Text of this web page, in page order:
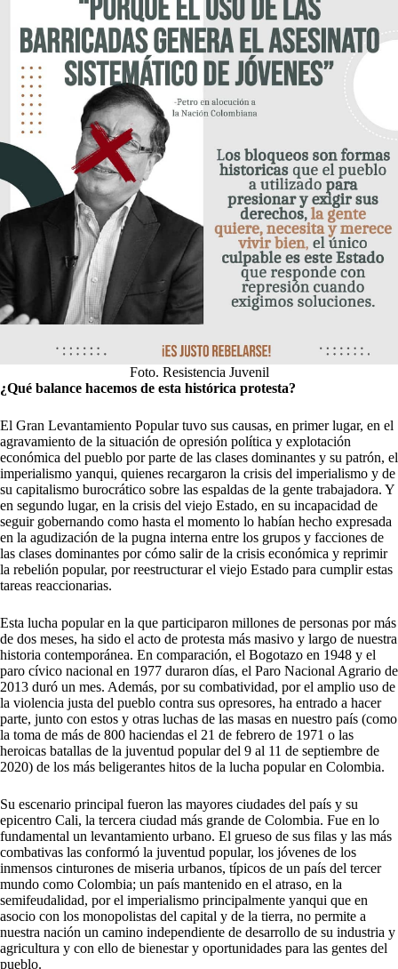
Foto. Resistencia Juvenil
¿Qué balance hacemos de esta histórica protesta?
El Gran Levantamiento Popular tuvo sus causas, en primer lugar, en el
agravamiento de la situación de opresión política y explotación
económica del pueblo por parte de las clases dominantes y su patrón, el
imperialismo yanqui, quienes recargaron la crisis del imperialismo y de
su capitalismo burocrático sobre las espaldas de la gente trabajadora. Y
en segundo lugar, en la crisis del viejo Estado, en su incapacidad de
seguir gobernando como hasta el momento lo habían hecho expresada
en la agudización de la pugna interna entre los grupos y facciones de
las clases dominantes por cómo salir de la crisis económica y reprimir
la rebelión popular, por reestructurar el viejo Estado para cumplir estas
tareas reaccionarias.
Esta lucha popular en la que participaron millones de personas por más
de dos meses, ha sido el acto de protesta más masivo y largo de nuestra
historia contemporánea. En comparación, el Bogotazo en 1948 y el
paro cívico nacional en 1977 duraron días, el Paro Nacional Agrario de
2013 duró un mes. Además, por su combatividad, por el amplio uso de
la violencia justa del pueblo contra sus opresores, ha entrado a hacer
parte, junto con estos y otras luchas de las masas en nuestro país (como
la toma de más de 800 haciendas el 21 de febrero de 1971 o las
heroicas batallas de la juventud popular del 9 al 11 de septiembre de
2020) de los más beligerantes hitos de la lucha popular en Colombia.
Su escenario principal fueron las mayores ciudades del país y su
epicentro Cali, la tercera ciudad más grande de Colombia. Fue en lo
fundamental un levantamiento urbano. El grueso de sus filas y las más
combativas las conformó la juventud popular, los jóvenes de los
inmensos cinturones de miseria urbanos, típicos de un país del tercer
mundo como Colombia; un país mantenido en el atraso, en la
semifeudalidad, por el imperialismo principalmente yanqui que en
asocio con los monopolistas del capital y de la tierra, no permite a
nuestra nación un camino independiente de desarrollo de su industria y
agricultura y con ello de bienestar y oportunidades para las gentes del
pueblo.